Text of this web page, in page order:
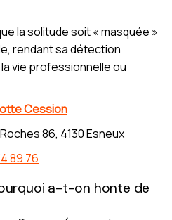
la solitude soit « masquée »
rendant sa détection
vie professionnelle ou
Cession
86, 4130 Esneux
89 76
a-t-on honte de